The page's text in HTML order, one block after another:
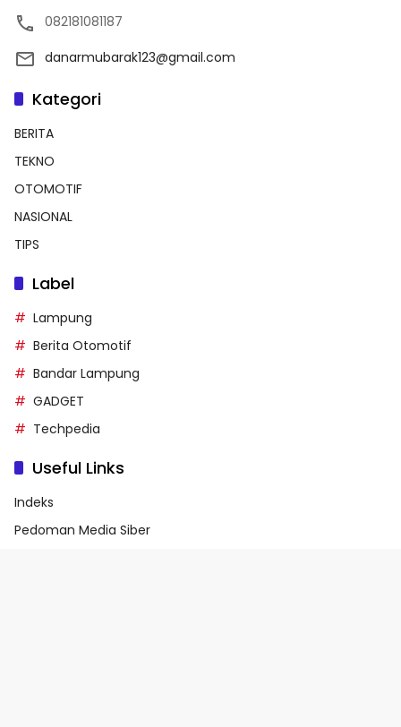
082181081187
danarmubarak123@gmail.com
Kategori
BERITA
TEKNO
OTOMOTIF
NASIONAL
TIPS
Label
Lampung
Berita Otomotif
Bandar Lampung
GADGET
Techpedia
Useful Links
Indeks
Pedoman Media Siber